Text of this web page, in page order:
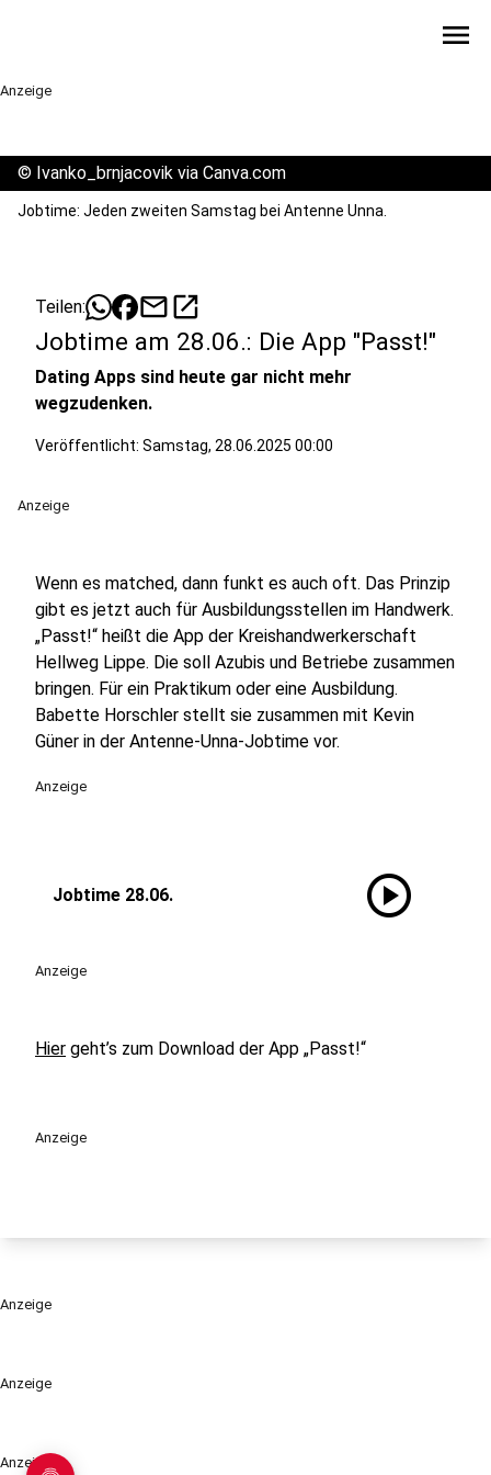
menu
Anzeige
Anzeige
Anzeige
© Ivanko_brnjacovik via Canva.com
Jobtime: Jeden zweiten Samstag bei Antenne Unna.
Teilen: mailopen_in_new
Jobtime am 28.06.: Die App "Passt!"
Dating Apps sind heute gar nicht mehr
wegzudenken.
Veröffentlicht: Samstag, 28.06.2025 00:00
Anzeige
Wenn es matched, dann funkt es auch oft. Das Prinzip
gibt es jetzt auch für Ausbildungsstellen im Handwerk.
„Passt!“ heißt die App der Kreishandwerkerschaft
Hellweg Lippe. Die soll Azubis und Betriebe zusammen
bringen. Für ein Praktikum oder eine Ausbildung.
Babette Horschler stellt sie zusammen mit Kevin
Güner in der Antenne-Unna-Jobtime vor.
Anzeige
Jobtime 28.06. play_circle
Anzeige
Hier geht’s zum Download der App „Passt!“
Anzeige
Anzeige